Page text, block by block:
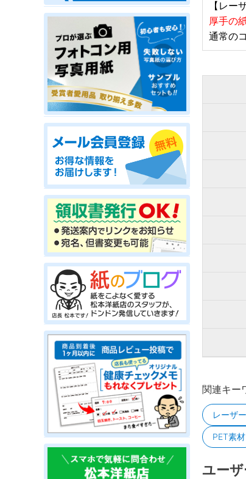
【レー
厚手の
通常の
関連キー
レーザ
PET素材
ユー